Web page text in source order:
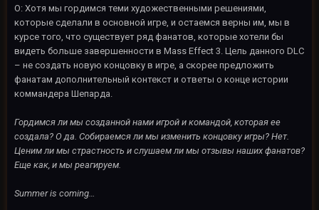
О: Хотя мы гордимся теми художественными решениями,
которые сделали в основной игре, и остаемся верны им, мы в
курсе того, что существует ряд фанатов, которые хотели бы
видеть больше завершенности в Mass Effect 3. Цель данного DLC
– не создать новую концовку в игре, а скорее предложить
фанатам дополнительный контекст и ответы о конце истории
коммандера Шепарда.
Гордимся ли мы созданной нами игрой и командой, которая ее
создала? О да. Собираемся ли мы изменить концовку игры? Нет.
Ценим ли мы страстность и слушаем ли мы отзывы наших фанатов?
Еще как, и мы реагируем.
Summer is coming…